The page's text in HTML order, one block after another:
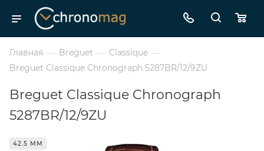
Главная — Breguet — Classique —
Breguet Classique Chronograph 5287BR/12/9ZU
Breguet Classique Chronograph
5287BR/12/9ZU
42.5 ММ